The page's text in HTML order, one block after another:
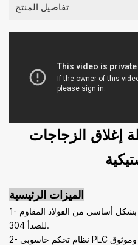
تفاصيل المنتج
إغلاق الزجاجات
الميزات الرئيسية
1- الإطار والمكونات والهيكل مصنوعة بشكل أساسي من الفولاذ المقاوم
للصدأ 304.